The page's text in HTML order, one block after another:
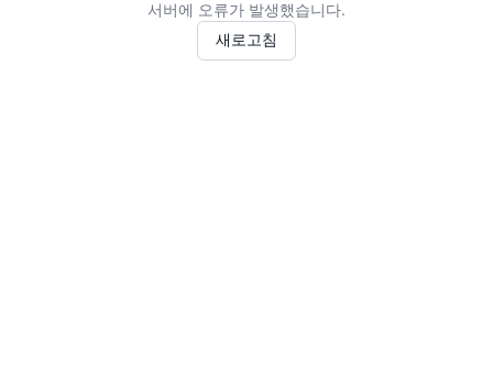
서버에 오류가 발생했습니다.
새로고침